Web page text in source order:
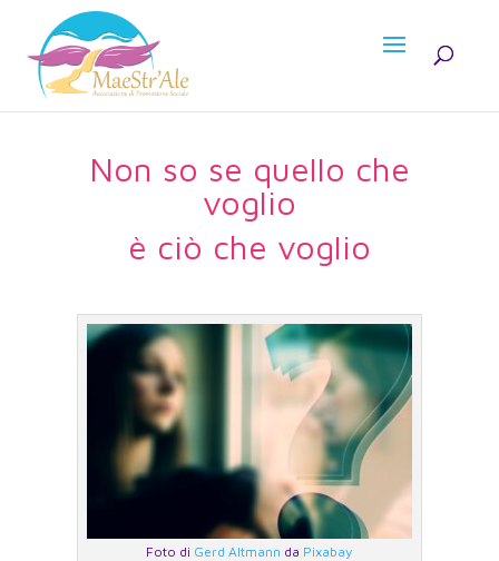
Non so se quello che
voglio
è ciò che voglio
Foto di Gerd Altmann da Pixabay